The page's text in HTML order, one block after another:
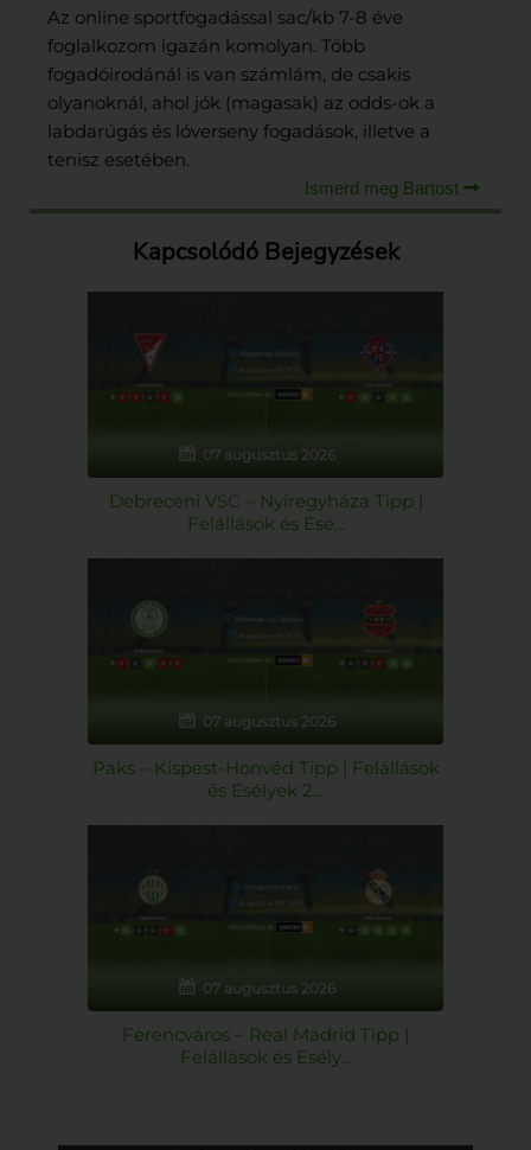
Az online sportfogadással sac/kb 7-8 éve
foglalkozom igazán komolyan. Több
fogadóirodánál is van számlám, de csakis
olyanoknál, ahol jók (magasak) az odds-ok a
labdarúgás és lóverseny fogadások, illetve a
tenisz esetében.
Ismerd meg Bartost
Kapcsolódó Bejegyzések
07 augusztus 2026
Debreceni VSC – Nyíregyháza Tipp |
Felállások és Esé...
07 augusztus 2026
Paks – Kispest-Honvéd Tipp | Felállások
és Esélyek 2...
07 augusztus 2026
Ferencváros – Real Madrid Tipp |
Felállások és Esély...